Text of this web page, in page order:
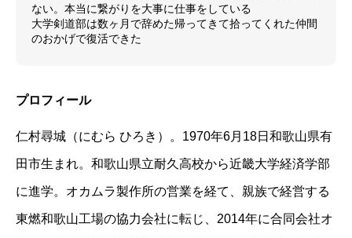
ない。本当に繋がりを大事に仕事をしている
大学剣道部は数ヶ月で辞めた帰ってきて拾ってくれた仲間
のおかげで復活できた
プロフィール
仁村尋城（にむら ひろき）。1970年6月18日和歌山県有
田市生まれ。和歌山県立耐久高校から近畿大学経済学部
に進学。オカムラ製作所の営業を経て、親族で経営する
東燃和歌山工場の協力会社に転じ、2014年に合同会社オ